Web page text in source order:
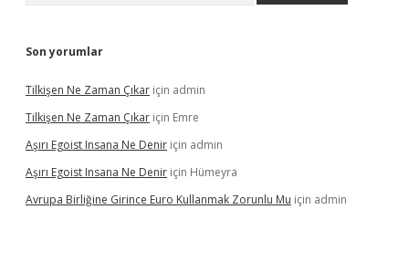
Son yorumlar
Tilkişen Ne Zaman Çıkar için admin
Tilkişen Ne Zaman Çıkar için Emre
Aşırı Egoist Insana Ne Denir için admin
Aşırı Egoist Insana Ne Denir için Hümeyra
Avrupa Birliğine Girince Euro Kullanmak Zorunlu Mu için admin